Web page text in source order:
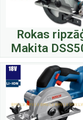
Rokas
Makita